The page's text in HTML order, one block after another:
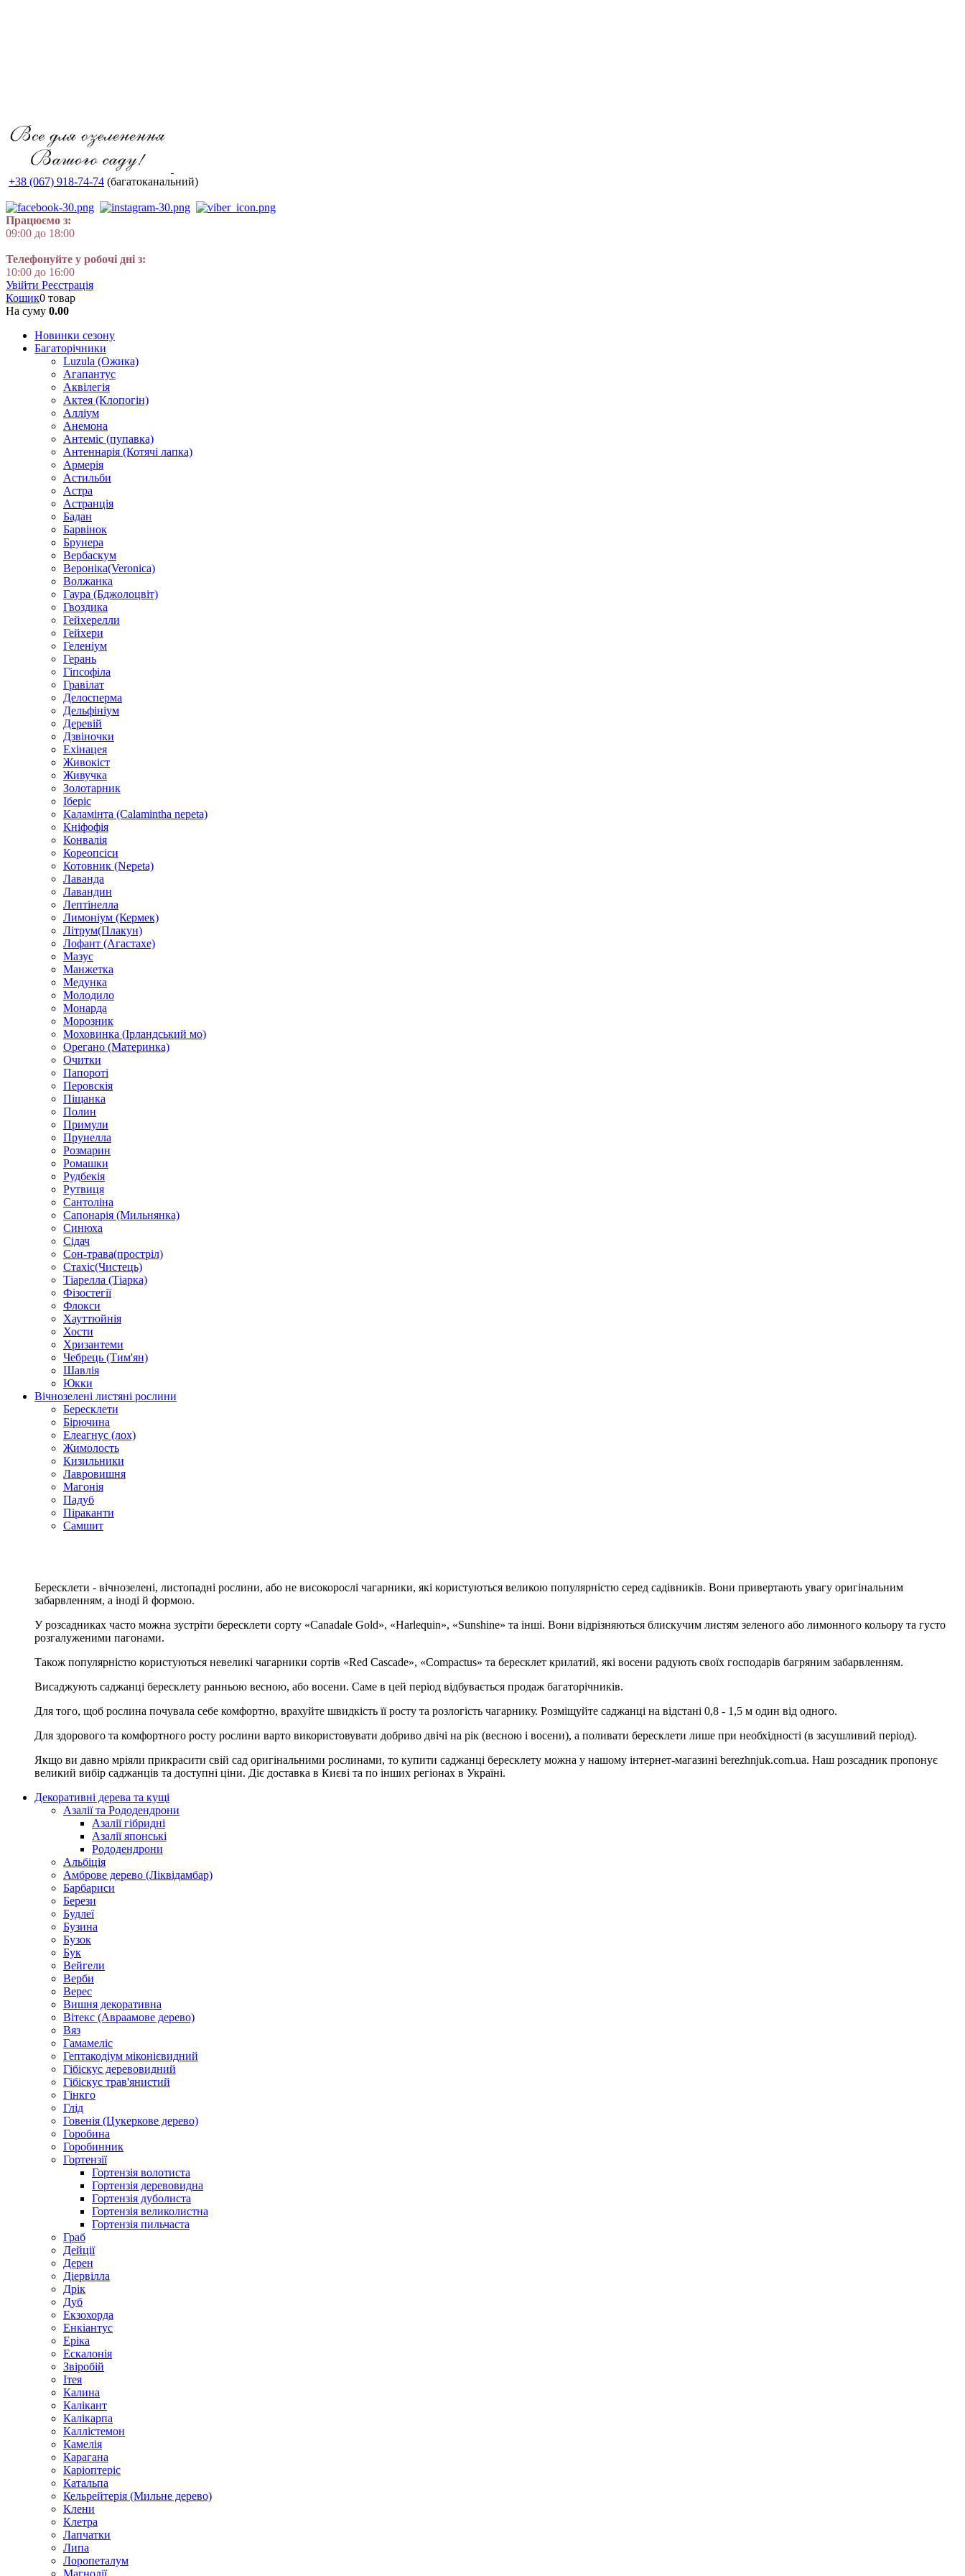
+38 (067) 918-74-74 (багатоканальний)
Працюємо з:
09:00 до 18:00
Телефонуйте у робочі дні з:
10:00 до 16:00
Увійти Реєстрація
Кошик0 товар
На суму 0.00
Новинки сезону
Багаторічники
Luzula (Ожика)
Агапантус
Аквілегія
Актея (Клопогін)
Алліум
Анемона
Антеміс (пупавка)
Антеннарія (Котячі лапка)
Армерія
Астильби
Астра
Астранція
Бадан
Барвінок
Брунера
Вербаскум
Вероніка(Veronica)
Волжанка
Гаура (Бджолоцвіт)
Гвоздика
Гейхерелли
Гейхери
Геленіум
Герань
Гіпсофіла
Гравілат
Делосперма
Дельфініум
Деревій
Дзвіночки
Ехінацея
Живокіст
Живучка
Золотарник
Іберіс
Каламінта (Calamintha nepeta)
Кніфофія
Конвалія
Кореопсіси
Котовник (Nepeta)
Лаванда
Лавандин
Лептінелла
Лимоніум (Кермек)
Літрум(Плакун)
Лофант (Агастахе)
Мазус
Манжетка
Медунка
Молодило
Монарда
Морозник
Моховинка (Ірландський мо)
Орегано (Материнка)
Очитки
Папороті
Перовскія
Піщанка
Полин
Примули
Прунелла
Розмарин
Ромашки
Рудбекія
Рутвиця
Сантоліна
Сапонарія (Мильнянка)
Синюха
Сідач
Сон-трава(простріл)
Стахіс(Чистець)
Тіарелла (Тіарка)
Фізостегії
Флокси
Хауттюйнія
Хости
Хризантеми
Чебрець (Тим'ян)
Шавлія
Юкки
Вічнозелені листяні рослини
Бересклети
Бірючина
Елеагнус (лох)
Жимолость
Кизильники
Лавровишня
Магонія
Падуб
Піраканти
Самшит
Бересклети - вічнозелені, листопадні рослини, або не високорослі чагарники, які користуються великою популярністю серед садівників. Вони привертають увагу оригінальним
забарвленням, а іноді й формою.
У розсадниках часто можна зустріти бересклети сорту «Canadale Gold», «Harlequin», «Sunshine» та інші. Вони відрізняються блискучим листям зеленого або лимонного кольору та густо
розгалуженими пагонами.
Також популярністю користуються невеликі чагарники сортів «Red Cascade», «Compactus» та бересклет крилатий, які восени радують своїх господарів багряним забарвленням.
Висаджують саджанці бересклету ранньою весною, або восени. Саме в цей період відбувається продаж багаторічників.
Для того, щоб рослина почувала себе комфортно, врахуйте швидкість її росту та розлогість чагарнику. Розміщуйте саджанці на відстані 0,8 - 1,5 м один від одного.
Для здорового та комфортного росту рослини варто використовувати добриво двічі на рік (весною і восени), а поливати бересклети лише при необхідності (в засушливий період).
Якщо ви давно мріяли прикрасити свій сад оригінальними рослинами, то купити саджанці бересклету можна у нашому інтернет-магазині berezhnjuk.com.ua. Наш розсадник пропонує
великий вибір саджанців та доступні ціни. Діє доставка в Києві та по інших регіонах в Україні.
Декоративні дерева та кущі
Азалії та Рододендрони
Азалії гібридні
Азалії японські
Рододендрони
Альбіція
Амброве дерево (Ліквідамбар)
Барбариси
Берези
Будлеї
Бузина
Бузок
Бук
Вейгели
Верби
Верес
Вишня декоративна
Вітекс (Авраамове дерево)
Вяз
Гамамеліс
Гептакодіум міконієвидний
Гібіскус деревовидний
Гібіскус трав'янистий
Гінкго
Глід
Говенія (Цукеркове дерево)
Горобина
Горобинник
Гортензії
Гортензія волотиста
Гортензія деревовидна
Гортензія дуболиста
Гортензія великолистна
Гортензія пильчаста
Граб
Дейції
Дерен
Діервілла
Дрік
Дуб
Екзохорда
Енкіантус
Еріка
Ескалонія
Звіробій
Ітея
Калина
Калікант
Калікарпа
Каллістемон
Камелія
Карагана
Каріоптеріс
Катальпа
Кельрейтерія (Мильне дерево)
Клени
Клетра
Лапчатки
Липа
Лоропеталум
Магнолії